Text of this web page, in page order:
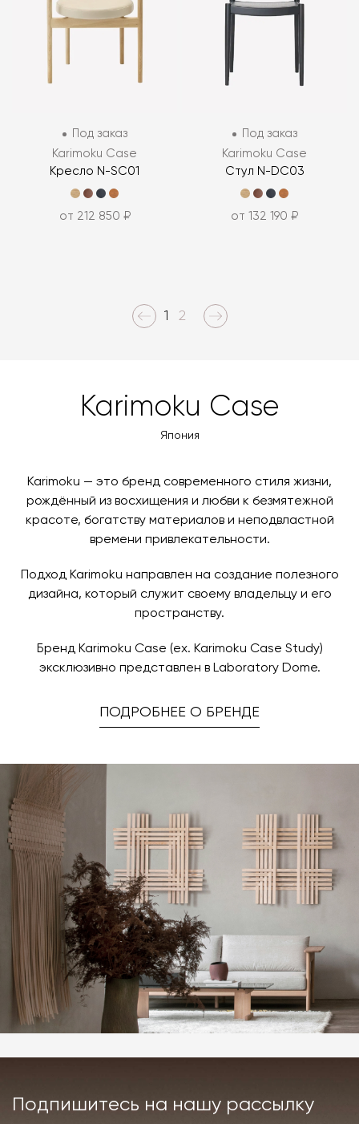
Под заказ
Karimoku Case
Кресло N-SC01
от 212 850 ₽
Под заказ
Karimoku Case
Стул N-DC03
от 132 190 ₽
1 2
Karimoku Case
Япония
Karimoku — это бренд современного стиля жизни,
рождённый из восхищения и любви к безмятежной
красоте, богатству материалов и неподвластной
времени привлекательности.
Подход Karimoku направлен на создание полезного
дизайна, который служит своему владельцу и его
пространству.
Бренд Karimoku Case (ex. Karimoku Case Study)
эксклюзивно представлен в Laboratory Dome.
ПОДРОБНЕЕ О БРЕНДЕ
Подпишитесь на нашу рассылку